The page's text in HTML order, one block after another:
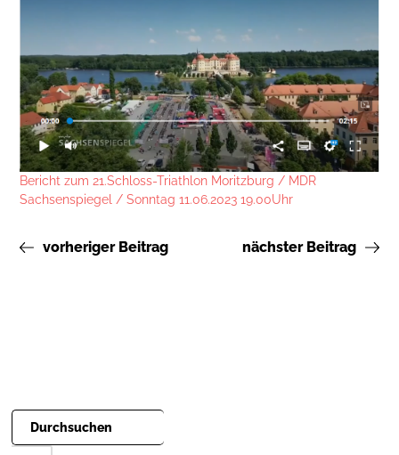
Bericht zum 21.Schloss-Triathlon Moritzburg / MDR
Sachsenspiegel / Sonntag 11.06.2023 19.00Uhr
vorheriger Beitrag nächster Beitrag